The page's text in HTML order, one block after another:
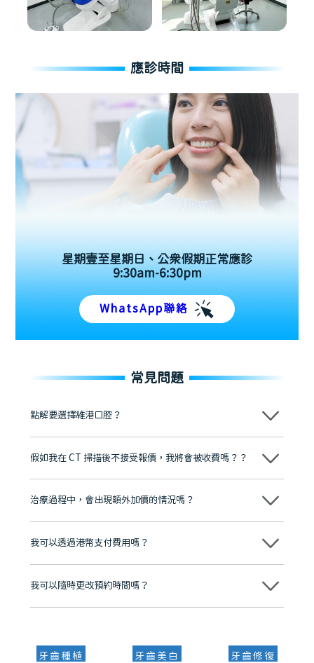
應診時間
星期壹至星期日、公眾假期正常應診
9:30am-6:30pm
WhatsApp聯絡
常見問題
點解要選擇維港口腔？
維港口腔踐行「醫道濟世」的大學校訓，各分院匯聚來自香港、內地的
牌」、「2025香港企業領袖品牌」，是諾貝爾種植系統全球放心植牙中
至今已服務超過三十個國家和地區的顧客，受到粵港澳大灣區及周邊城
市市民極高的口碑評價及信任推薦 珠海、深圳設有八大分院，香港亦設
有咨詢及服務保障中心，有任何問題都可以隨時預約免費咨詢，讓人十
假如我在 CT 掃描後不接受報價，我將會被收費嗎？？
不會！只要未開始實際服務之前，你不會被收取任何費用。
治療過程中，會出現額外加價的情況嗎？
不會，治療前我們會詳細說明治療方案及對應的價錢，顧客同意並簽字
我可以透過港幣支付費用嗎？
可以。維港口腔會按照當日匯率轉算收取費用，而匯率會及時告知客人
我可以隨時更改預約時間嗎？
可以，請盡早通過wechat或whatsapp聯絡我們，告知我們你原本預約
牙齒種植
牙齒美白
牙齒修復